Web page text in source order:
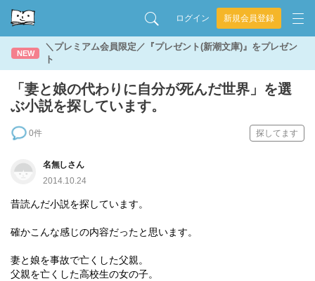
ログイン 新規会員登録
NEW
＼プレミアム会員限定／『プレゼント(新潮文庫)』をプレゼン
ト
「妻と娘の代わりに自分が死んだ世界」を選
ぶ小説を探しています。
0件 探してます
名無しさん
2014.10.24
昔読んだ小説を探しています。
確かこんな感じの内容だったと思います。
妻と娘を事故で亡くした父親。
父親を亡くした高校生の女の子。